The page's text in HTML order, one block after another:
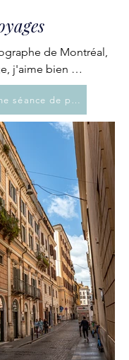
de Montréal,
j'aime bien
des places que
la beauté de